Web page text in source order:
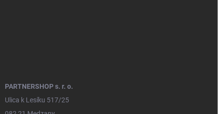
PARTNERSHOP s. r. o.
Ulica k Lesíku 517/25